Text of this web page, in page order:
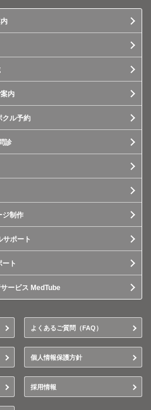
内
クル予約
診
ジ制作
サポート
ート
ービス MedTube
よくあるご質問（FAQ）
個人情報保護方針
採用情報